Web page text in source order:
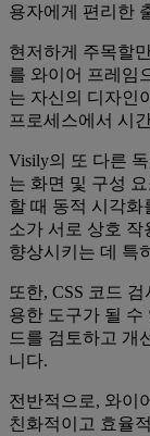
용자에게 편리한
현저하게 주목할
를 와이어 프레임
는 자신의 디자인
프로세스에서 시
Visily의 또 다른
는 화면 및 구성
할 때 동적 시각화
소가 서로 상호
향상시키는 데 특
또한, CSS 코드
용한 도구가 될 수
드를 검토하고 개
니다.
전반적으로, 와이
친화적이고 효율